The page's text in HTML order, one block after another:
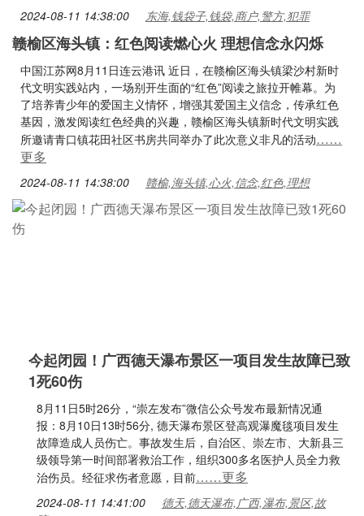
2024-08-11 14:38:00 东海,钱袋子,钱袋,商户,警方,犯罪
赣榆区海头镇：红色阅读燃心火 理想信念永闪烁
中国江苏网8月11日连云港讯 近日，在赣榆区海头镇梁沙村新时
代文明实践站内，一场别开生面的“红色”阅读之旅拉开帷幕。为
了培养青少年的爱国主义情怀，增强其爱国主义信念，传承红色
基因，激发阅读红色经典的兴趣，赣榆区海头镇新时代文明实践
所邀请青口镇花田社区书房共同举办了此次意义非凡的活动……
更多
2024-08-11 14:38:00 赣榆,海头镇,心火,信念,红色,理想
今起闭园！广西德天瀑布景区一项目发生故障已致
1死60伤
8月11日5时26分，“崇左发布”微信公众号发布最新情况通
报：8月10日13时56分, 德天瀑布景区登高观瀑魔毯项目发生
故障造成人员伤亡。事故发生后，自治区、崇左市、大新县三
级领导第一时间部署救治工作，组织300多名医护人员全力救
治伤员。经征求伤者意愿，目前……更多
2024-08-11 14:41:00
德天,德天瀑布,广西,瀑布,景区,故